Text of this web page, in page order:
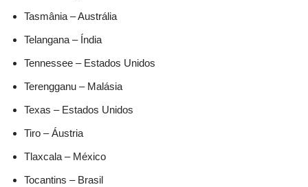
Tasmânia – Austrália
Telangana – Índia
Tennessee – Estados Unidos
Terengganu – Malásia
Texas – Estados Unidos
Tiro – Áustria
Tlaxcala – México
Tocantins – Brasil